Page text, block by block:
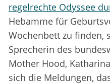
regelrechte Odyssee
Hebamme für
Wochenbett zu finden,
Sprecherin des
Mother Hood,
sich die Meldungen,